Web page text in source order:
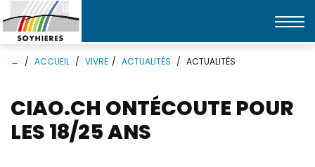
clés
Rechercher
la
← ACCUEIL VIVRE ACTUALITÉS ACTUALITÉS
CIAO.CH ONTÉCOUTE POUR
LES 18/25 ANS